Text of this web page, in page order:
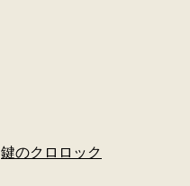
鍵のクロロック